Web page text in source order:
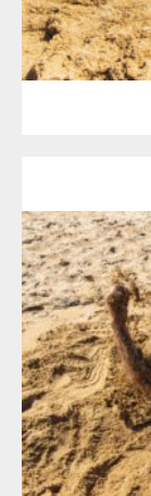
Category:海
ダウ